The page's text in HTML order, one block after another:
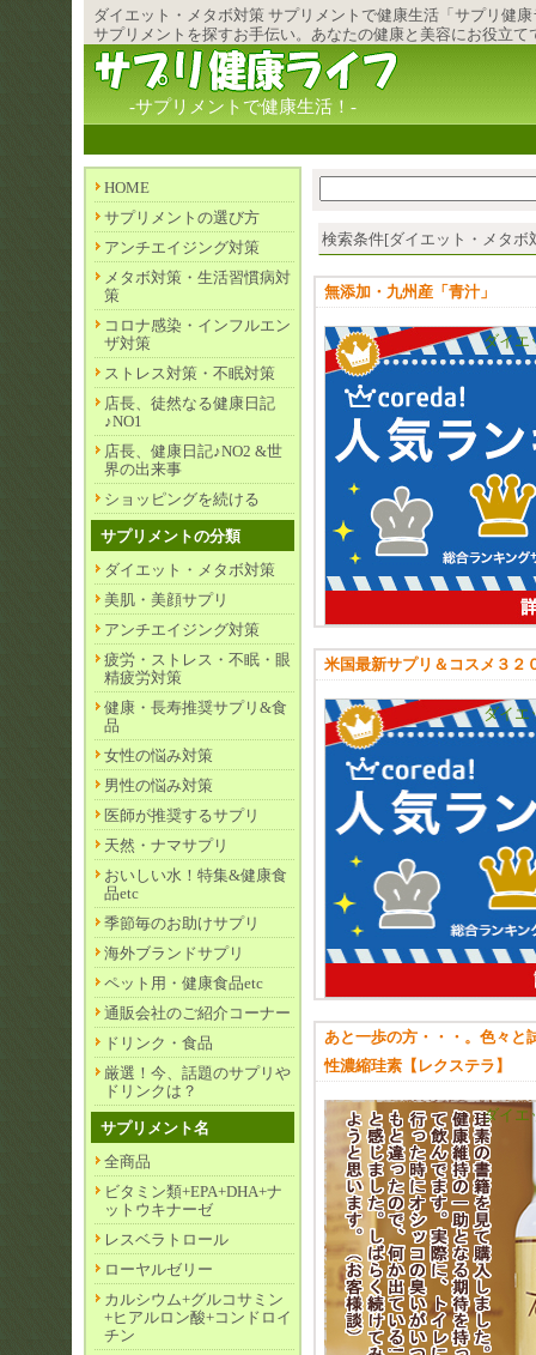
ダイエット・メタボ対策 サプリメント で健康生活「サプリ健
サプリメントを探すお手伝い。あなたの健康と美容にお役立て
-サプリメントで健康生活！-
検索条件[ダイエット・メタボ
無添加・九州産「青汁」
ダイエ
米国最新サプリ＆コスメ３２
ダイエ
あと一歩の方・・・。色々と
性濃縮珪素【レクステラ】
ダイエ
HOME
サプリメントの選び方
アンチエイジング対策
メタボ対策・生活習慣病対
策
コロナ感染・インフルエン
ザ対策
ストレス対策・不眠対策
店長、徒然なる健康日記
♪NO1
店長、健康日記♪NO2 &世
界の出来事
ショッピングを続ける
サプリメントの分類
ダイエット・メタボ対策
美肌・美顔サプリ
アンチエイジング対策
疲労・ストレス・不眠・眼
精疲労対策
健康・長寿推奨サプリ&食
品
女性の悩み対策
男性の悩み対策
医師が推奨するサプリ
天然・ナマサプリ
おいしい水！特集&健康食
品etc
季節毎のお助けサプリ
海外ブランドサプリ
ペット用・健康食品etc
通販会社のご紹介コーナー
ドリンク・食品
厳選！今、話題のサプリや
ドリンクは？
サプリメント名
全商品
ビタミン類+EPA+DHA+ナ
ットウキナーゼ
レスベラトロール
ローヤルゼリー
カルシウム+グルコサミン
+ヒアルロン酸+コンドロイ
チン